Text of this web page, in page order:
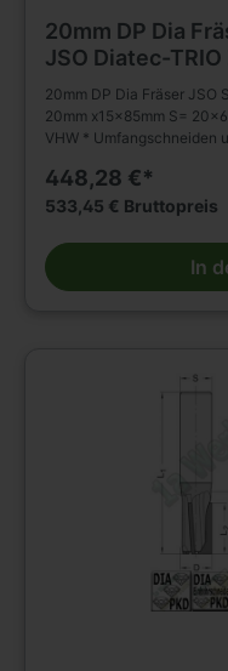
20mm DP Dia
JSO Diatec-
S= 20x60mm
20mm DP Dia Fräser
20mm x15x85mm S=
VHW * Umfangschneiden
nachschärfbar
Trennen (Nesting) und
Besondere Vorteile * für gesteigertes Spanvolumen und reduzierte
Schnittkräfte
n = 15 000 - 18 000 min-
448,28 €*
533,45 € Bruttopreis
In